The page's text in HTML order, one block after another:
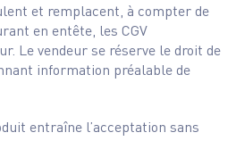
et remplacent, à compter de
en entête, les CGV
Le vendeur se réserve le droit de
information préalable de
entraîne l’acceptation sans